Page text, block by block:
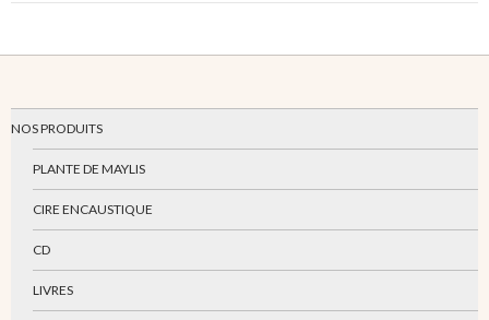
NOS PRODUITS
PLANTE DE MAYLIS
CIRE ENCAUSTIQUE
CD
LIVRES